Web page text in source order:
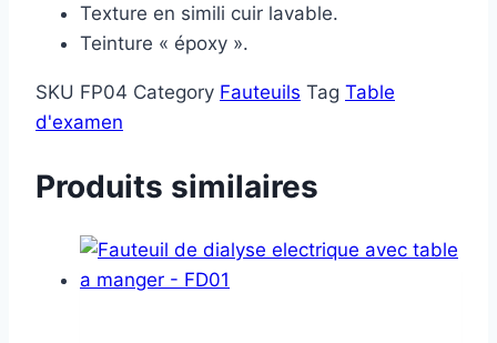
Texture en simili cuir lavable.
Teinture « époxy ».
SKU FP04 Category Fauteuils Tag Table
d'examen
Produits similaires